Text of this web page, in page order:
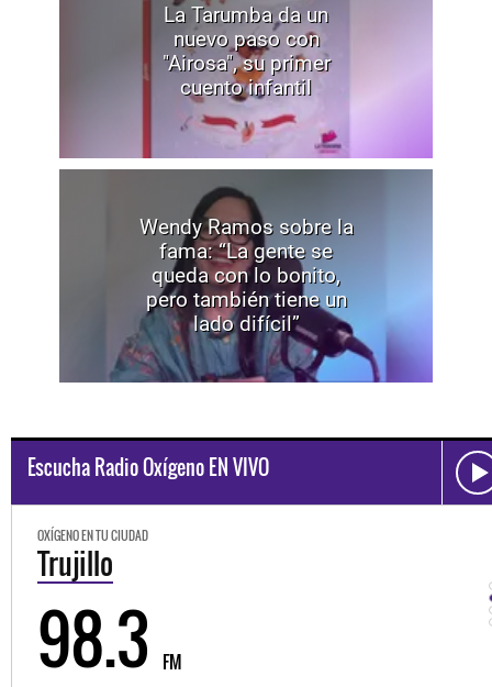
La Tarumba da un
nuevo paso con
"Airosa", su primer
cuento infantil
Wendy Ramos sobre la
fama: “La gente se
queda con lo bonito,
pero también tiene un
lado difícil”
Escucha Radio Oxígeno EN VIVO
OXÍGENO EN TU CIUDAD
Trujillo
98.3 FM